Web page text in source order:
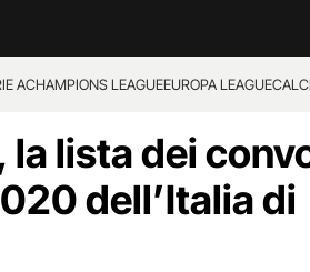
ACHAMPIONS LEAGUEEUROPA LEAGUE
la lista dei
dell’Italia di